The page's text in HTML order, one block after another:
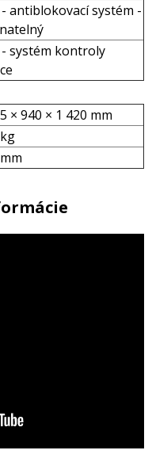
antiblokovací systém -
systém kontroly
× 940 × 1 420 mm